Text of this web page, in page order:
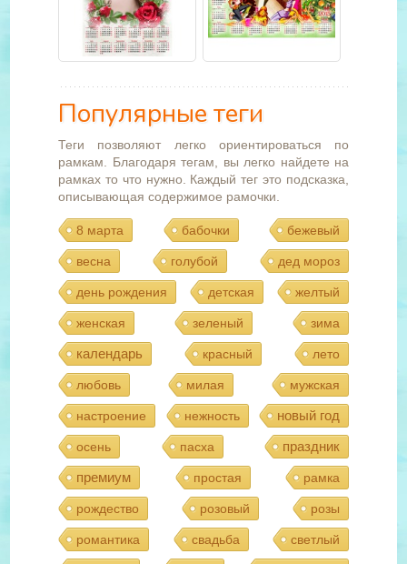
Популярные теги
Теги позволяют легко ориентироваться по
рамкам. Благодаря тегам, вы легко найдете на
рамках то что нужно. Каждый тег это подсказка,
описывающая содержимое рамочки.
8 марта бабочки бежевый
весна голубой дед мороз
день рождения детская желтый
женская зеленый зима
календарь красный лето
любовь милая мужская
настроение нежность новый год
осень пасха
праздник
премиум
простая рамка
рождество розовый розы
романтика свадьба светлый